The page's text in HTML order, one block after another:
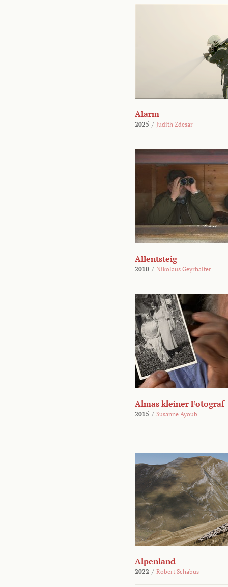
Alarm
2025 / Judith Zdesar
Allentsteig
2010 / Nikolaus Geyrhalter
Almas kleiner Fotograf
2015 / Susanne Ayoub
Alpenland
2022 / Robert Schabus